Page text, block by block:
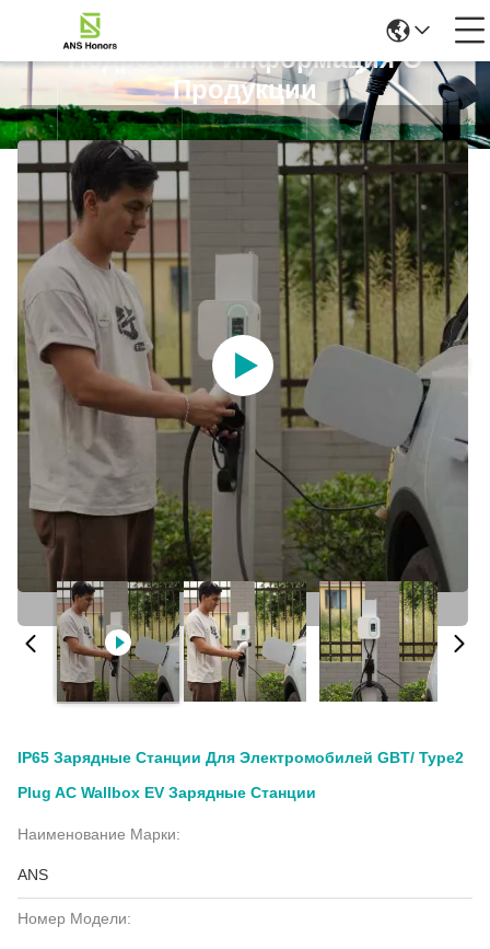
Подробная Информация О
Продукции
IP65 Зарядные Станции Для Электромобилей GBT/ Type2
Plug AC Wallbox EV Зарядные Станции
Наименование Марки:
ANS
Номер Модели: